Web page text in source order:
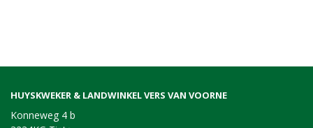
HUYSKWEKER & LANDWINKEL VERS VAN VOORNE
Konneweg 4 b